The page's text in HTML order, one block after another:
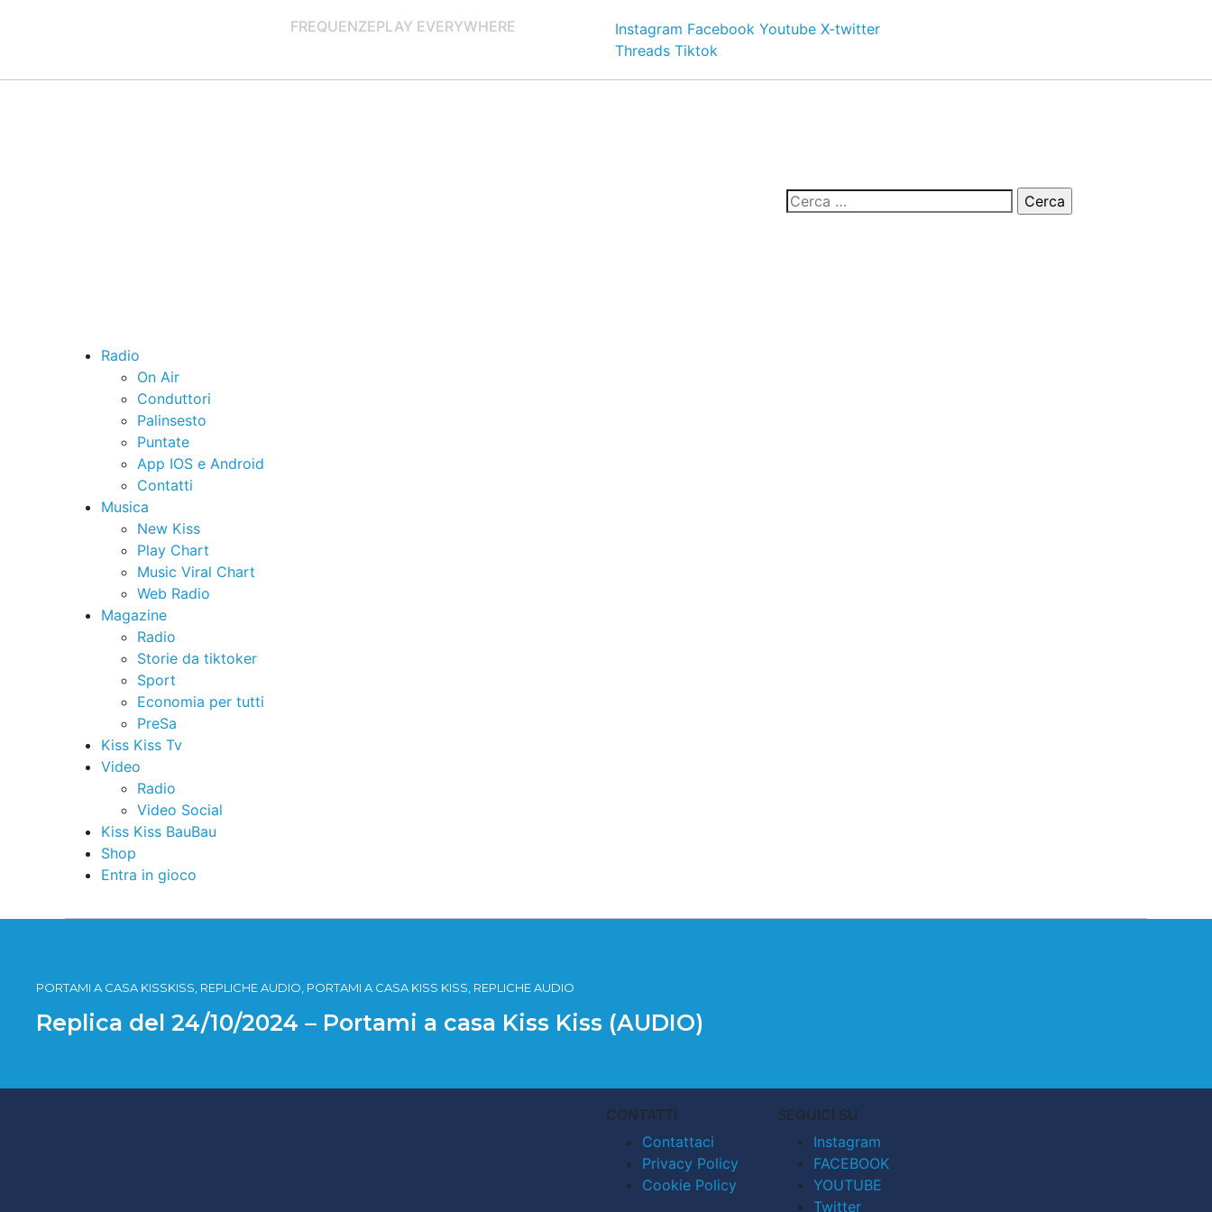
FREQUENZEPLAY EVERYWHERE Instagram Facebook Youtube X-twitter
Threads Tiktok
Radio
On Air
Conduttori
Palinsesto
Puntate
App IOS e Android
Contatti
Musica
New Kiss
Play Chart
Music Viral Chart
Web Radio
Magazine
Radio
Storie da tiktoker
Sport
Economia per tutti
PreSa
Kiss Kiss Tv
Video
Radio
Video Social
Kiss Kiss BauBau
Shop
Entra in gioco
PORTAMI A CASA KISSKISS, REPLICHE AUDIO, PORTAMI A CASA KISS KISS, REPLICHE AUDIO
Replica del 24/10/2024 – Portami a casa Kiss Kiss (AUDIO)
CONTATTI
Contattaci
Privacy Policy
Cookie Policy
SEGUICI SU
Instagram
FACEBOOK
YOUTUBE
Twitter